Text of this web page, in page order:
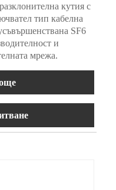
кутия с
тип кабелна
SF6
и
мрежа.